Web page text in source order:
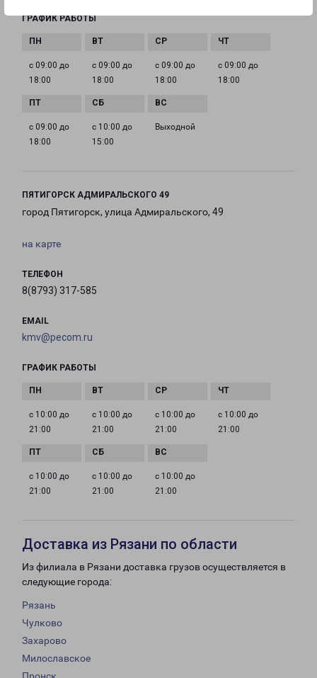
ГРАФИК РАБОТЫ
с 09:00 до
18:00
с 09:00 до
18:00
с 09:00 до
18:00
с 09:00 до
18:00
с 09:00 до
18:00
с 10:00 до
15:00
Выходной
ПЯТИГОРСК АДМИРАЛЬСКОГО 49
город Пятигорск, улица Адмиральского, 49
на карте
ТЕЛЕФОН
8(8793) 317-585
EMAIL
kmv@pecom.ru
ГРАФИК РАБОТЫ
с 10:00 до
21:00
с 10:00 до
21:00
с 10:00 до
21:00
с 10:00 до
21:00
с 10:00 до
21:00
с 10:00 до
21:00
с 10:00 до
21:00
Доставка из Рязани по области
Из филиала в Рязани доставка грузов осуществляется в
следующие города:
Рязань
Чулково
Захарово
Милославское